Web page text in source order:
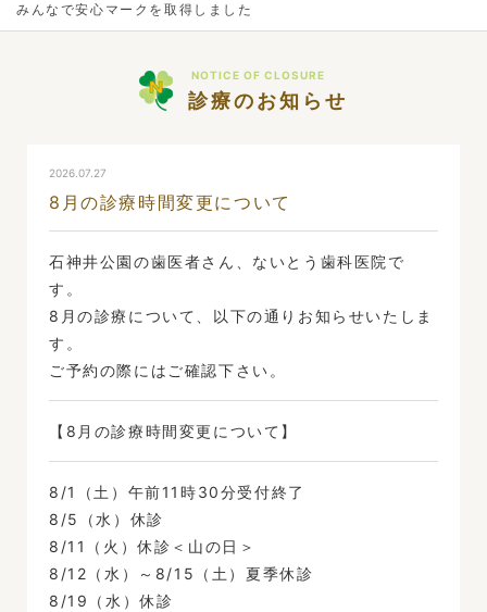
みんなで安心マークを取得しました
NOTICE OF CLOSURE
診療のお知らせ
2026.07.27
8月の診療時間変更について
石神井公園の歯医者さん、ないとう歯科医院で
す。
8月の診療について、以下の通りお知らせいたしま
す。
ご予約の際にはご確認下さい。
【8月の診療時間変更について】
8/1（土）午前11時30分受付終了
8/5（水）休診
8/11（火）休診＜山の日＞
8/12（水）～8/15（土）夏季休診
8/19（水）休診